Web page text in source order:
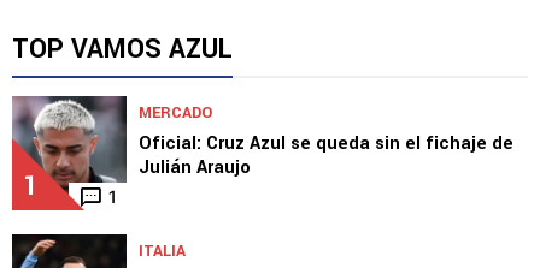
TOP VAMOS AZUL
1 1
MERCADO
Oficial: Cruz Azul se queda sin el fichaje de
Julián Araujo
ITALIA